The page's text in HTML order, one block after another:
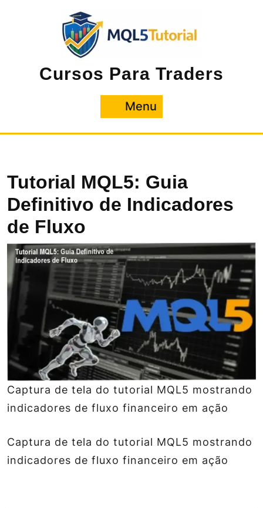
Cursos Para Traders
Menu
Tutorial MQL5: Guia
Definitivo de Indicadores
de Fluxo
Captura de tela do tutorial MQL5 mostrando
indicadores de fluxo financeiro em ação
Captura de tela do tutorial MQL5 mostrando
indicadores de fluxo financeiro em ação